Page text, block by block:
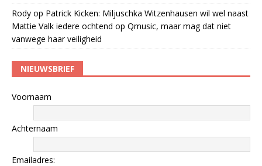
Rody op Patrick Kicken: Miljuschka Witzenhausen wil wel naast
Mattie Valk iedere ochtend op Qmusic, maar mag dat niet
vanwege haar veiligheid
NIEUWSBRIEF
Voornaam
Achternaam
Emailadres: